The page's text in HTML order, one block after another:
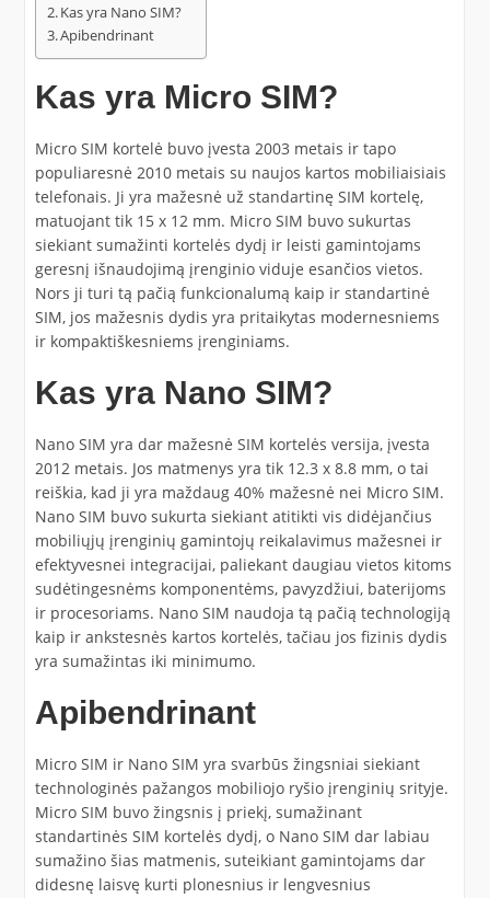
Kas yra Nano SIM?
Apibendrinant
Kas yra Micro SIM?
Micro SIM kortelė buvo įvesta 2003 metais ir tapo
populiaresnė 2010 metais su naujos kartos mobiliaisiais
telefonais. Ji yra mažesnė už standartinę SIM kortelę,
matuojant tik 15 x 12 mm. Micro SIM buvo sukurtas
siekiant sumažinti kortelės dydį ir leisti gamintojams
geresnį išnaudojimą įrenginio viduje esančios vietos.
Nors ji turi tą pačią funkcionalumą kaip ir standartinė
SIM, jos mažesnis dydis yra pritaikytas modernesniems
ir kompaktiškesniems įrenginiams.
Kas yra Nano SIM?
Nano SIM yra dar mažesnė SIM kortelės versija, įvesta
2012 metais. Jos matmenys yra tik 12.3 x 8.8 mm, o tai
reiškia, kad ji yra maždaug 40% mažesnė nei Micro SIM.
Nano SIM buvo sukurta siekiant atitikti vis didėjančius
mobiliųjų įrenginių gamintojų reikalavimus mažesnei ir
efektyvesnei integracijai, paliekant daugiau vietos kitoms
sudėtingesnėms komponentėms, pavyzdžiui, baterijoms
ir procesoriams. Nano SIM naudoja tą pačią technologiją
kaip ir ankstesnės kartos kortelės, tačiau jos fizinis dydis
yra sumažintas iki minimumo.
Apibendrinant
Micro SIM ir Nano SIM yra svarbūs žingsniai siekiant
technologinės pažangos mobiliojo ryšio įrenginių srityje.
Micro SIM buvo žingsnis į priekį, sumažinant
standartinės SIM kortelės dydį, o Nano SIM dar labiau
sumažino šias matmenis, suteikiant gamintojams dar
didesnę laisvę kurti plonesnius ir lengvesnius